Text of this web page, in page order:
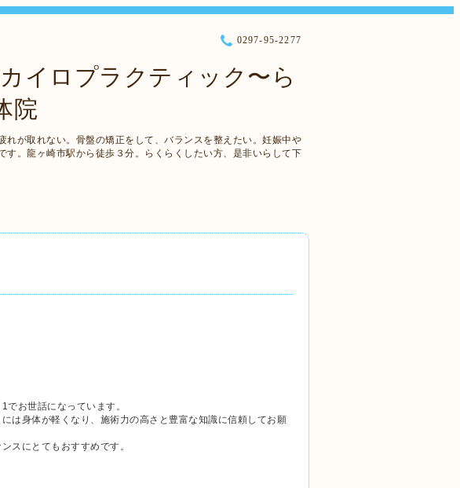
イロプラクティック〜ら
院
が取れない。骨盤の矯正をして、バランスを整えたい。妊娠中や
。龍ヶ崎市駅から徒歩３分。らくらくしたい方、是非いらして下
0297-95-2277
お世話になっています。
は身体が軽くなり、施術力の高さと豊富な知識に信頼してお願
スにとてもおすすめです。